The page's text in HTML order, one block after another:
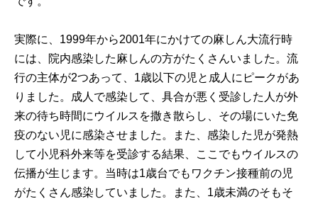
実際に、1999年から2001年にかけての麻しん大流行時
には、院内感染した麻しんの方がたくさんいました。流
行の主体が2つあって、1歳以下の児と成人にピークがあ
りました。成人で感染して、具合が悪く受診した人が外
来の待ち時間にウイルスを撒き散らし、その場にいた免
疫のない児に感染させました。また、感染した児が発熱
して小児科外来等を受診する結果、ここでもウイルスの
伝播が生じます。当時は1歳台でもワクチン接種前の児
がたくさん感染していました。また、1歳未満のそもそ